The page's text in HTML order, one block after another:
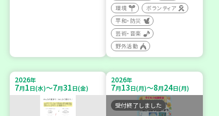
環境
ボランティア
平和・防災
芸術・音楽
野外活動
2026年
7月1日(水)～7月31日(金)
2026年
7月13日(月)～8月24日(月)
受付終了しました